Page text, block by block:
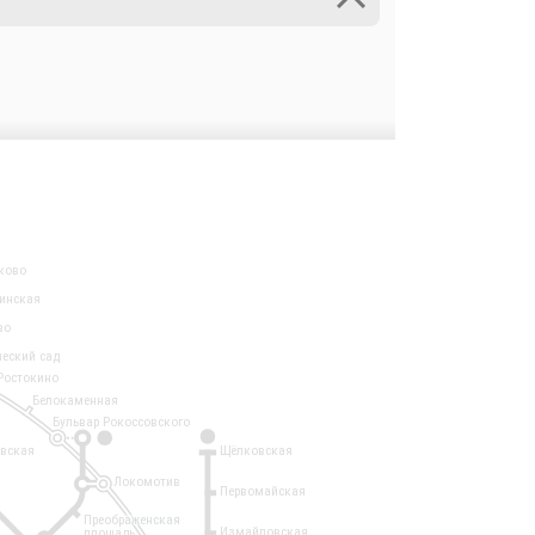
1
Локомотив
сад
Белокаменная
Щёлковская
Первомайская
Измайловская
Бульвар Рокоссовского
Преображенская